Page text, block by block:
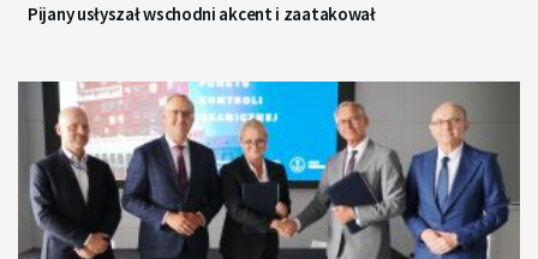
Pijany usłyszał wschodni akcent i zaatakował